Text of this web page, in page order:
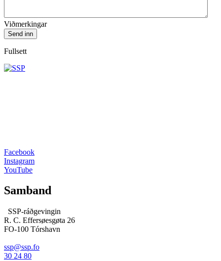
Viðmerkingar
Fullsett
Facebook
Instagram
YouTube
Samband
SSP-ráðgevingin
R. C. Effersøesgøta 26
FO-100 Tórshavn
ssp@ssp.fo
30 24 80